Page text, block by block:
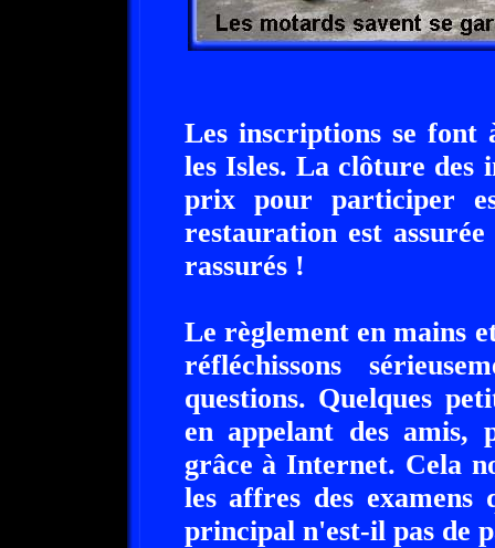
Les inscriptions se
les Isles. La clôture des
prix pour participer
restauration est
rassurés !
Le règlement en mains
réfléchissons
questions. Quelques
en appelant des amis,
grâce à Internet. Cela
les affres des examens
principal n'est-il pas de